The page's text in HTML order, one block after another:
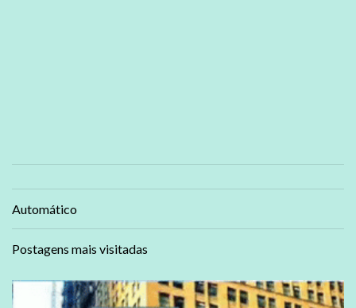
Automático
Postagens mais visitadas